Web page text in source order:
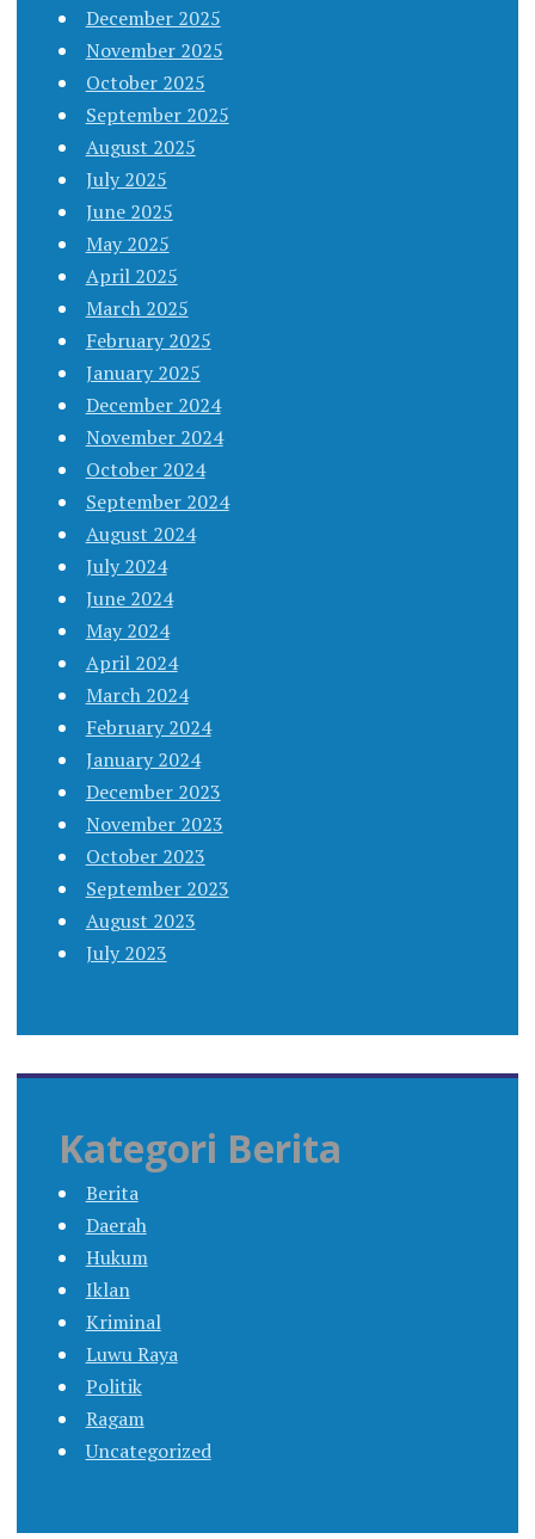
December 2025
November 2025
October 2025
September 2025
August 2025
July 2025
June 2025
May 2025
April 2025
March 2025
February 2025
January 2025
December 2024
November 2024
October 2024
September 2024
August 2024
July 2024
June 2024
May 2024
April 2024
March 2024
February 2024
January 2024
December 2023
November 2023
October 2023
September 2023
August 2023
July 2023
Kategori Berita
Berita
Daerah
Hukum
Iklan
Kriminal
Luwu Raya
Politik
Ragam
Uncategorized